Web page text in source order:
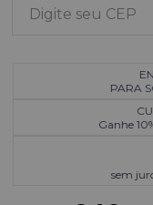
PARA
Ganhe
sem